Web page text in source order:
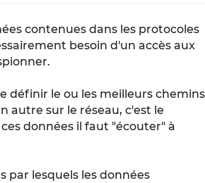
contenues dans les protocoles
besoin d'un accès aux
définir le ou les meilleurs chemins
autre sur le réseau, c'est le
données il faut "écouter" à
par lesquels les données